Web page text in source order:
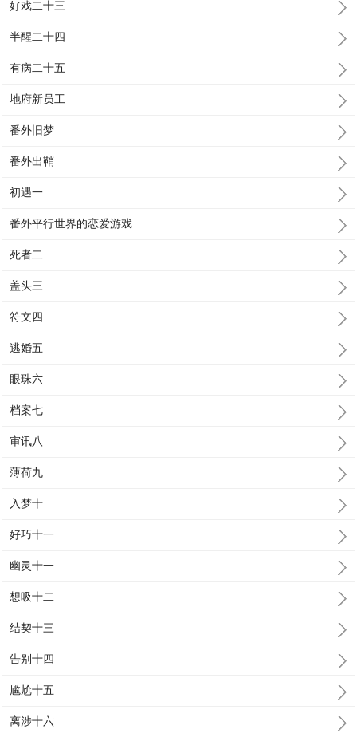
好戏二十三
半醒二十四
有病二十五
地府新员工
番外旧梦
番外出鞘
初遇一
番外平行世界的恋爱游戏
死者二
盖头三
符文四
逃婚五
眼珠六
档案七
审讯八
薄荷九
入梦十
好巧十一
幽灵十一
想吸十二
结契十三
告别十四
尴尬十五
离涉十六